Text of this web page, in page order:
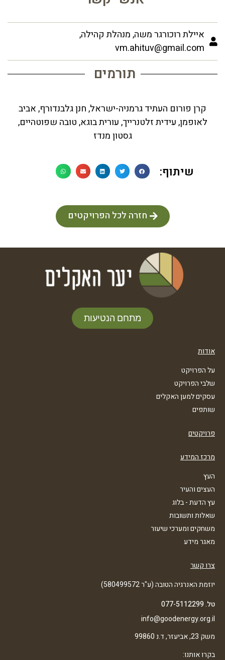
איילת רוכורגר משה, מנהלת קהילה,
vm.ahituv@gmail.com
תורמים
קרן פורום העתיד גרמניה-ישראל, חנן גלבנדורף, אביב
לאופמן, עידית זלטנרייך, עורית בוגא, טובה שפוטהיים,
גסטון מנדז
שיתוף:
חזרה לכל הפרויקטים
מתחם הנטיעות
אודות
על הפרויקט
שלבי הפרויקט
עסקים למען האקלים
שותפים
פרויקטים
מרכז המידע
העץ
העצים והעיר
עץ הדעת - בלוג
שאלות ותשובות
משחקים ומערכי שיעור
מאגר מידע
צרו קשר
יוזמת האנרגיה הטובה (ע"ר 580499572)
טל. 077-5112299
info@goodenergy.org.il
משק 23, אביעזר, ד.נ 99860
בקרו אותנו: